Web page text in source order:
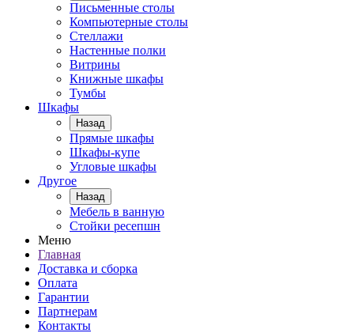
Письменные столы
Компьютерные столы
Стеллажи
Настенные полки
Витрины
Книжные шкафы
Тумбы
Шкафы
Назад
Прямые шкафы
Шкафы-купе
Угловые шкафы
Другое
Назад
Мебель в ванную
Стойки ресепшн
Меню
Главная
Доставка и сборка
Оплата
Гарантии
Партнерам
Контакты